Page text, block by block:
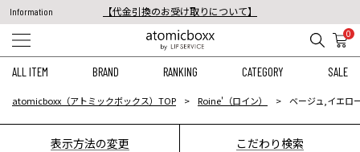
Information
【代金引換のお受け取りについて】
税込11,000円以上のご注文で送料無料！
0
ALL ITEM BRAND RANKING CATEGORY SALE
atomicboxx（アトミックボックス）TOP Roine'（ロイン） ベージュ,イエロ
表示方法の変更 こだわり検索